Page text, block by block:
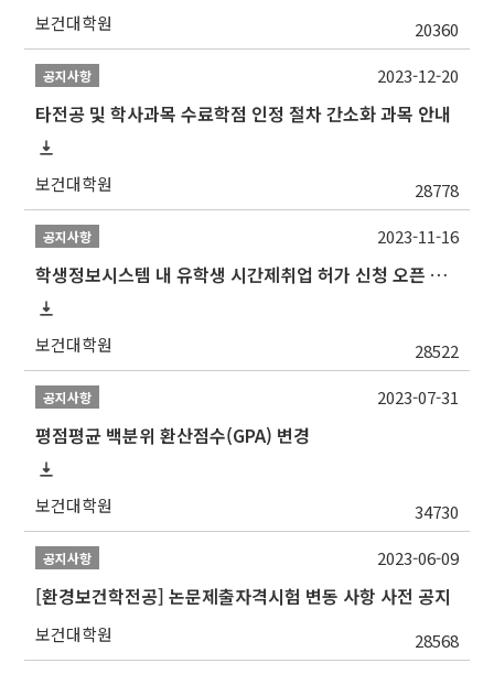
보건대학원 20360
공지사항
타전공 및 학사과목 수료학점 인정 절차 간소화 과목 안내
보건대학원 28778
2023-12-20
공지사항
학생정보시스템 내 유학생 시간제취업 허가 신청 오픈 안내
보건대학원 28522
2023-11-16
공지사항
평점평균 백분위 환산점수(GPA) 변경
보건대학원 34730
2023-07-31
공지사항
[환경보건학전공] 논문제출자격시험 변동 사항 사전 공지
보건대학원 28568
2023-06-09